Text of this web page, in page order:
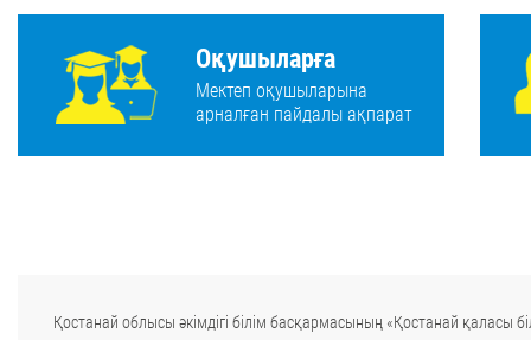
Оқушыларға
Мектеп оқушыларына
арналған пайдалы ақпарат
Қостанай облысы әкімдігі білім басқармасының «Қостанай қаласы